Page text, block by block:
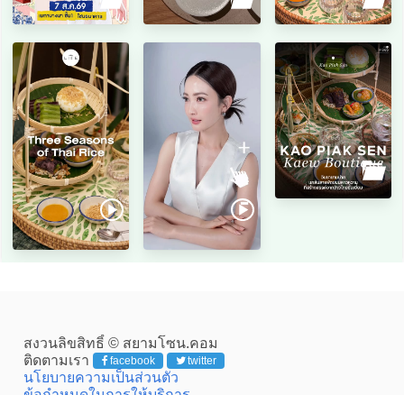
สงวนลิขสิทธิ์ © สยามโซน.คอม
ติดตามเรา
facebook twitter
นโยบายความเป็นส่วนตัว